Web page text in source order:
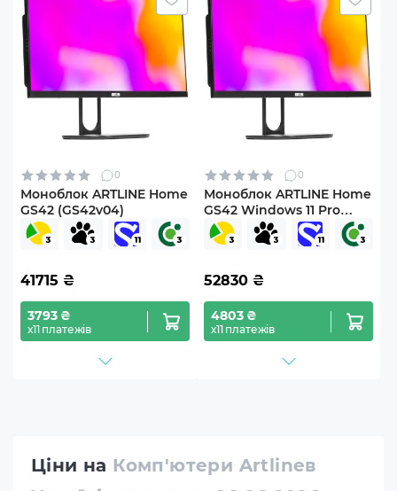
0
Моноблок ARTLINE Home
GS42 (GS42v04)
41715 ₴
3793 ₴
х11 платежів
0
Моноблок ARTLINE Home
GS42 Windows 11 Pro
(GS42v05Win)
52830 ₴
4803 ₴
х11 платежів
Ціни на Комп'ютери Artlineв